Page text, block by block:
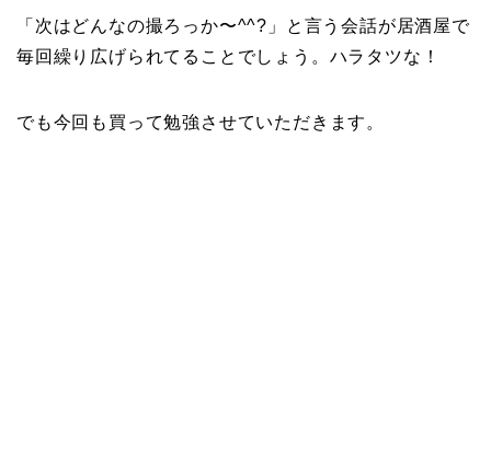
「次はどんなの撮ろっか〜^^?」と言う会話が居酒屋で
毎回繰り広げられてることでしょう。ハラタツな！
でも今回も買って勉強させていただきます。